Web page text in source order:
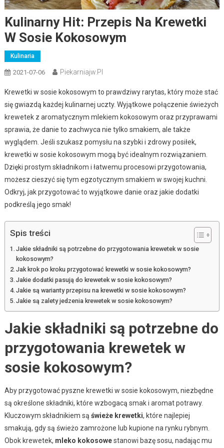
Kulinarny Hit: Przepis Na Krewetki
W Sosie Kokosowym
Kulinaria
2021-07-06 Piekarniajw.pl
Krewetki w sosie kokosowym to prawdziwy rarytas, który może stać
się gwiazdą każdej kulinarnej uczty. Wyjątkowe połączenie świeżych
krewetek z aromatycznym mlekiem kokosowym oraz przyprawami
sprawia, że danie to zachwyca nie tylko smakiem, ale także
wyglądem. Jeśli szukasz pomysłu na szybki i zdrowy posiłek,
krewetki w sosie kokosowym mogą być idealnym rozwiązaniem.
Dzięki prostym składnikom i łatwemu procesowi przygotowania,
możesz cieszyć się tym egzotycznym smakiem w swojej kuchni.
Odkryj, jak przygotować to wyjątkowe danie oraz jakie dodatki
podkreślą jego smak!
Spis treści
Jakie składniki są potrzebne do przygotowania krewetek w sosie
kokosowym?
Jak krok po kroku przygotować krewetki w sosie kokosowym?
Jakie dodatki pasują do krewetek w sosie kokosowym?
Jakie są warianty przepisu na krewetki w sosie kokosowym?
Jakie są zalety jedzenia krewetek w sosie kokosowym?
Jakie składniki są potrzebne do
przygotowania krewetek w
sosie kokosowym?
Aby przygotować pyszne krewetki w sosie kokosowym, niezbędne
są określone składniki, które wzbogacą smak i aromat potrawy.
Kluczowym składnikiem są świeże krewetki, które najlepiej
smakują, gdy są świeżo zamrożone lub kupione na rynku rybnym.
Obok krewetek, mleko kokosowestanowi bazę sosu, nadając mu